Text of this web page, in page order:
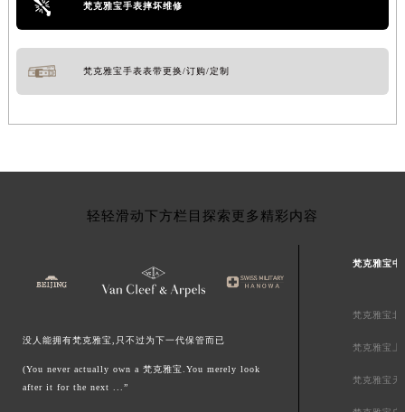
梵克雅宝手表摔坏维修
梵克雅宝手表表带更换/订购/定制
轻轻滑动下方栏目探索更多精彩内容
没人能拥有梵克雅宝,只不过为下一代保管而已
(You never actually own a 梵克雅宝.You merely look
after it for the next ...”
梵克雅宝中
梵克雅宝北
梵克雅宝上
梵克雅宝天